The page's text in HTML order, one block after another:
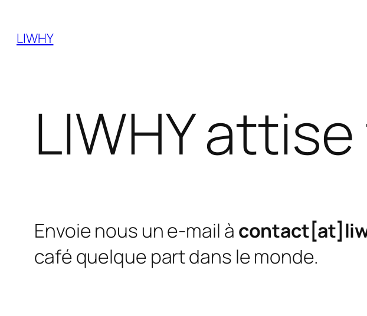
content
LIWHY
LIWHY
Envoie nous un e-mail à
café quelque part dans le monde.